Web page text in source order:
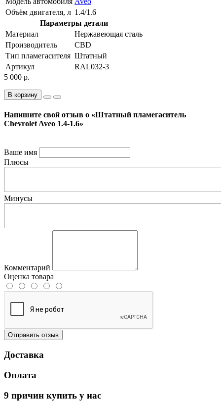
Объём двигателя, л 1.4/1.6
Параметры детали
Материал
Нержавеющая сталь
Производитель
CBD
Тип пламегасителя Штатный
Артикул
RAL032-3
5 000 р.
В корзину
Напишите свой отзыв о «Штатный пламегаситель
Chevrolet Aveo 1.4-1.6»
Ваше имя
Плюсы
Минусы
Комментарий
Оценка товара
Отправить отзыв
Доставка
Оплата
9 причин купить у нас